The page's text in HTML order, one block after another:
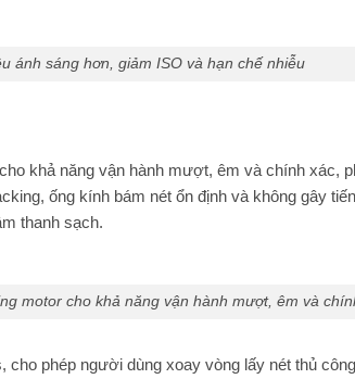
ánh sáng hơn, giảm ISO và hạn chế nhiễu
khả năng vận hành mượt, êm và chính xác,
ống kính bám nét ổn định và không gây
thanh sạch.
motor cho khả năng vận hành mượt, êm và
cho phép người dùng xoay vòng lấy nét thủ